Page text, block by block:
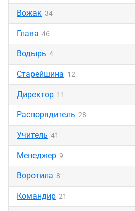
Вожак 34
Глава 46
Водырь 4
Старейшина 12
Директор 11
Распорядитель 28
Учитель 41
Менеджер 9
Воротила 8
Командир 21